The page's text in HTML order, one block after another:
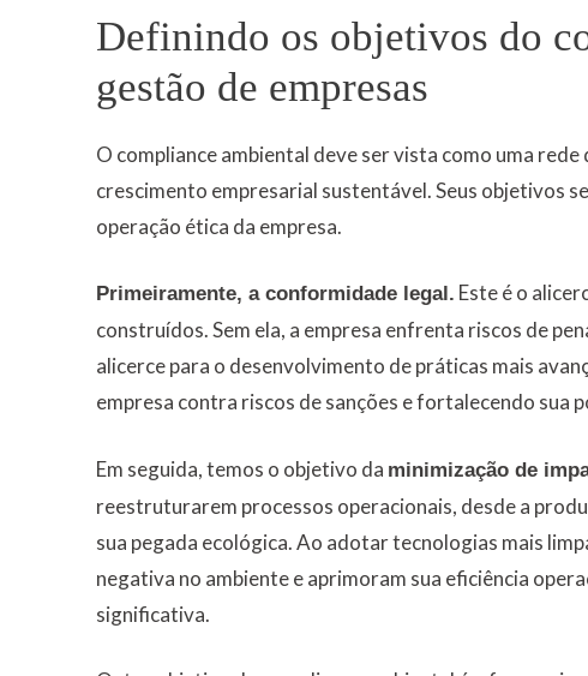
Definindo os objetivos do
gestão de empresas
O compliance ambiental deve ser vista como uma
crescimento empresarial sustentável. Seus objetivos
operação ética da empresa.
Primeiramente, a conformidade legal. Este é o
construídos. Sem ela, a empresa enfrenta riscos de
alicerce para o desenvolvimento de práticas mais
empresa contra riscos de sanções e fortalecendo sua
Em seguida, temos o objetivo da minimização de
reestruturarem processos operacionais, desde a
sua pegada ecológica. Ao adotar tecnologias mais
negativa no ambiente e aprimoram sua eficiência
significativa.